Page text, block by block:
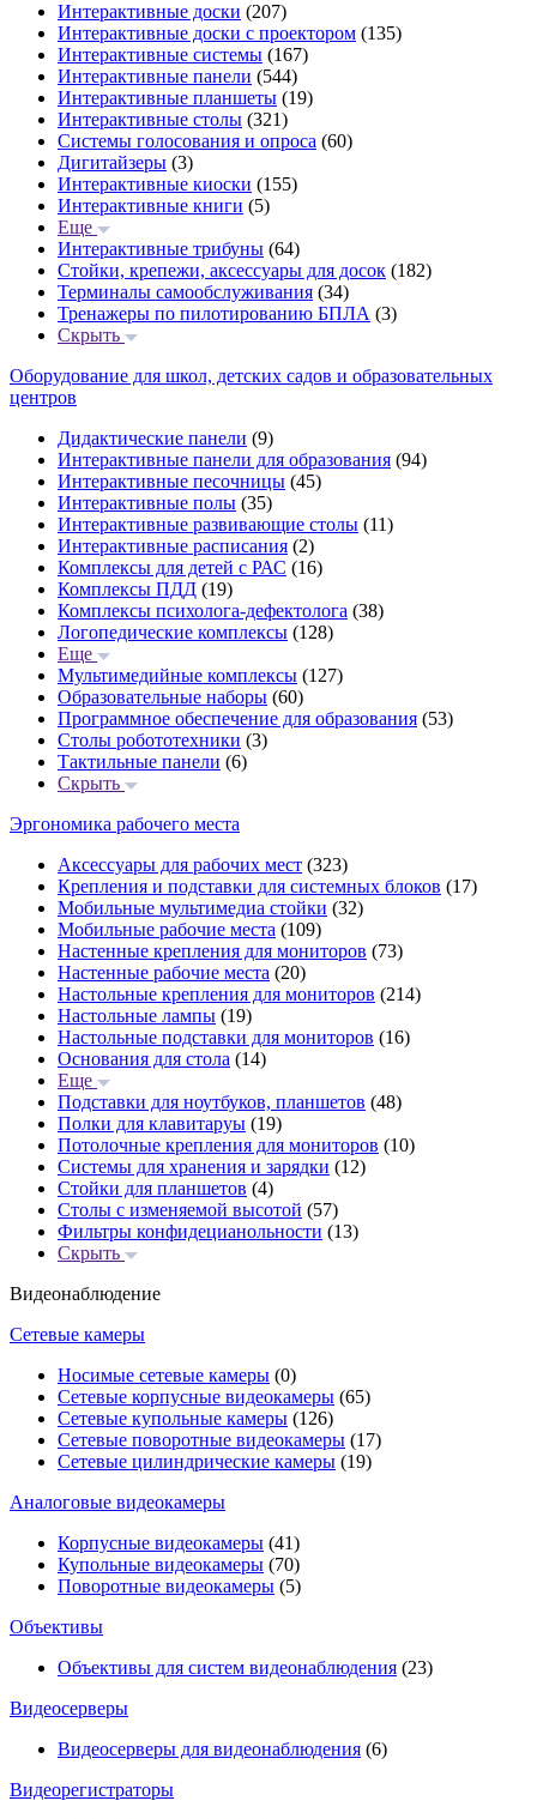
Интерактивные доски (207)
Интерактивные доски с проектором (135)
Интерактивные системы (167)
Интерактивные панели (544)
Интерактивные планшеты (19)
Интерактивные столы (321)
Системы голосования и опроса (60)
Дигитайзеры (3)
Интерактивные киоски (155)
Интерактивные книги (5)
Еще
Интерактивные трибуны (64)
Стойки, крепежи, аксессуары для досок (182)
Терминалы самообслуживания (34)
Тренажеры по пилотированию БПЛА (3)
Скрыть
Оборудование для школ, детских садов и образовательных
центров
Дидактические панели (9)
Интерактивные панели для образования (94)
Интерактивные песочницы (45)
Интерактивные полы (35)
Интерактивные развивающие столы (11)
Интерактивные расписания (2)
Комплексы для детей с РАС (16)
Комплексы ПДД (19)
Комплексы психолога-дефектолога (38)
Логопедические комплексы (128)
Еще
Мультимедийные комплексы (127)
Образовательные наборы (60)
Программное обеспечение для образования (53)
Столы робототехники (3)
Тактильные панели (6)
Скрыть
Эргономика рабочего места
Аксессуары для рабочих мест (323)
Крепления и подставки для системных блоков (17)
Мобильные мультимедиа стойки (32)
Мобильные рабочие места (109)
Настенные крепления для мониторов (73)
Настенные рабочие места (20)
Настольные крепления для мониторов (214)
Настольные лампы (19)
Настольные подставки для мониторов (16)
Основания для стола (14)
Еще
Подставки для ноутбуков, планшетов (48)
Полки для клавитаруы (19)
Потолочные крепления для мониторов (10)
Системы для хранения и зарядки (12)
Стойки для планшетов (4)
Столы с изменяемой высотой (57)
Фильтры конфидецианольности (13)
Скрыть
Видеонаблюдение
Сетевые камеры
Носимые сетевые камеры (0)
Сетевые корпусные видеокамеры (65)
Сетевые купольные камеры (126)
Сетевые поворотные видеокамеры (17)
Сетевые цилиндрические камеры (19)
Аналоговые видеокамеры
Корпусные видеокамеры (41)
Купольные видеокамеры (70)
Поворотные видеокамеры (5)
Объективы
Объективы для систем видеонаблюдения (23)
Видеосерверы
Видеосерверы для видеонаблюдения (6)
Видеорегистраторы